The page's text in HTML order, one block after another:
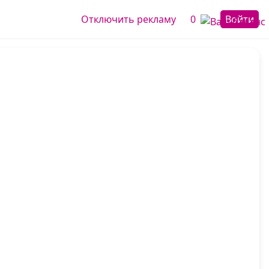
Отключить рекламу 0 Войти